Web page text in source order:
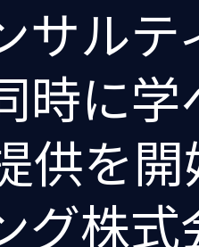
サルテ
時に
供を開
株式